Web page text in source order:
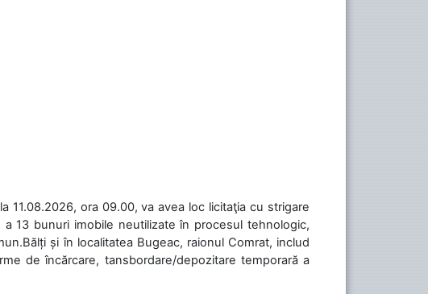
11.08.2026, ora 09.00, va avea loc licitaţia cu strigare
13 bunuri imobile neutilizate în procesul tehnologic,
și în localitatea Bugeac, raionul Comrat, includ
de încărcare, tansbordare/depozitare temporară a